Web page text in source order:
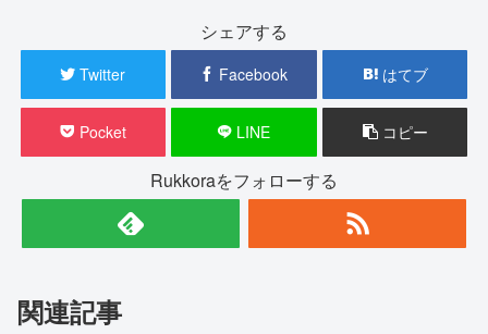
シェアする
Twitter Facebook はてブ
Pocket LINE コピー
Rukkoraをフォローする
関連記事